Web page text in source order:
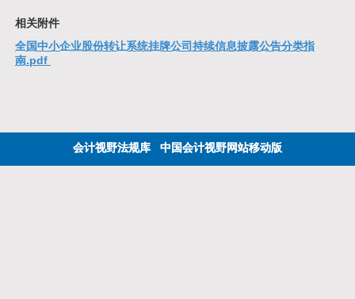
相关附件
全国中小企业股份转让系统挂牌公司持续信息披露公告分类指
南.pdf
会计视野法规库 中国会计视野网站移动版